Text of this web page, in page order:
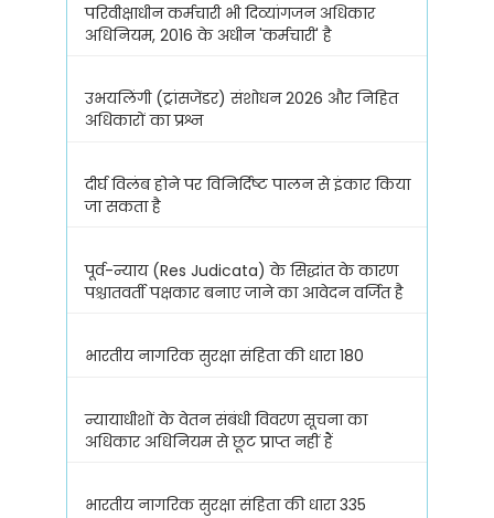
परिवीक्षाधीन कर्मचारी भी दिव्यांगजन अधिकार
अधिनियम, 2016 के अधीन 'कर्मचारी' है
उभयलिंगी (ट्रांसजेंडर) संशोधन 2026 और निहित
अधिकारों का प्रश्न
दीर्घ विलंब होने पर विनिर्दिष्ट पालन से इंकार किया
जा सकता है
पूर्व-न्याय (Res Judicata) के सिद्धांत के कारण
पश्चातवर्ती पक्षकार बनाए जाने का आवेदन वर्जित है
भारतीय नागरिक सुरक्षा संहिता की धारा 180
न्यायाधीशों के वेतन संबंधी विवरण सूचना का
अधिकार अधिनियम से छूट प्राप्त नहीं हैं
भारतीय नागरिक सुरक्षा संहिता की धारा 335